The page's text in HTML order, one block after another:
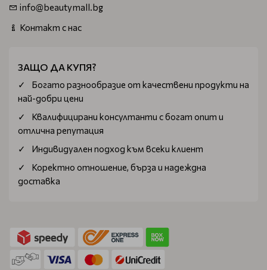
info@beautymall.bg
Контакт с нас
ЗАЩО ДА КУПЯ?
Богатo разнообразие от качествени продукти на
най-добри цени
Квалифицирани консултанти с богат опит и
отлична репутация
Индивидуален подход към всеки клиент
Коректно отношение, бърза и надеждна
доставка